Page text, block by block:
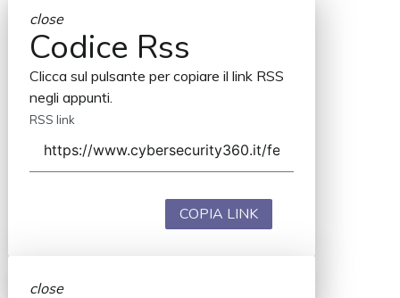
close
Codice Rss
Clicca sul pulsante per copiare il link RSS
negli appunti.
RSS link
COPIA LINK
close